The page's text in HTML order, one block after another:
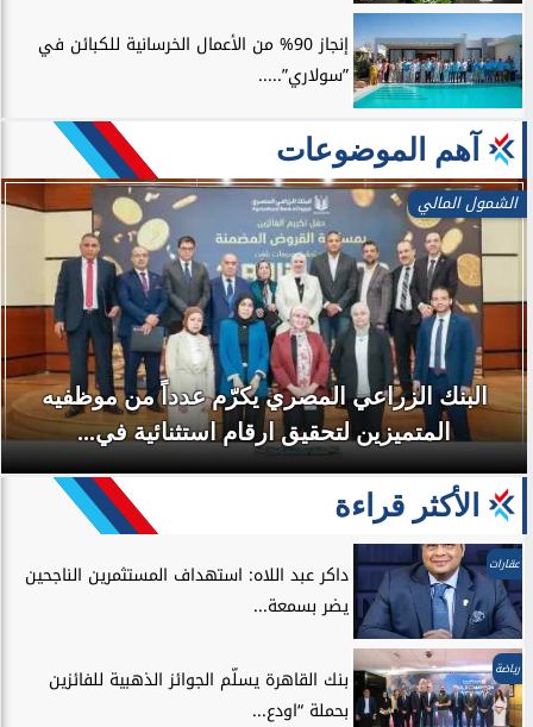
إنجاز 90% من الأعمال الخرسانية للكبائن في
”سولاري”.....
آهم الموضوعات
الشمول المالي
البنك الزراعي المصري يكرّم عدداً من موظفيه
المتميزين لتحقيق ارقام استثنائية في...
الأكثر قراءة
عقارات
داكر عبد اللاه: استهداف المستثمرين الناجحين
يضر بسمعة...
رياضة
بنك القاهرة يسلّم الجوائز الذهبية للفائزين
بحملة “اودع...